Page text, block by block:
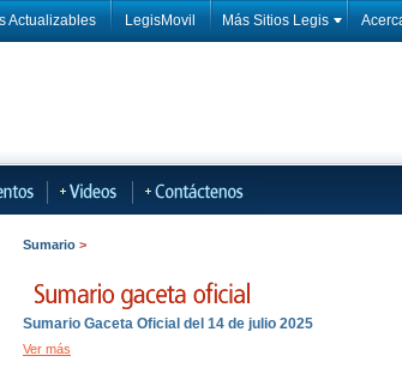
Actualizables LegisMovil Más Sitios Legis
Sumario >
Sumario Gaceta Oficial del 14 de julio 2025
Ver más